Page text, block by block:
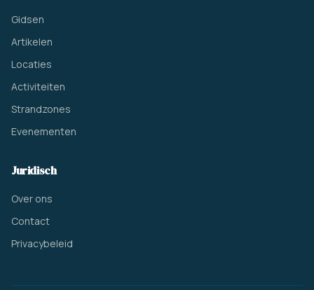
Gidsen
Artikelen
Locaties
Activiteiten
Strandzones
Evenementen
Juridisch
Over ons
Contact
Privacybeleid